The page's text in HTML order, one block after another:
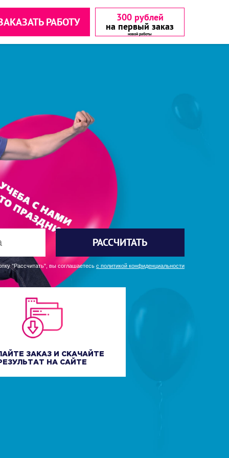
РАБОТУ 300 рублей
на первый заказ
РАССЧИТАТЬ
"Рассчитать", вы соглашаетесь с политикой конфиденциальности
ЗАКАЗ И СКАЧАЙТЕ
НА САЙТЕ
с
с